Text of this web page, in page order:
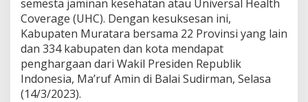
a
S
u
s
e
s
semesta jaminan kesehatan atau Universal Health
Coverage (UHC). Dengan kesuksesan ini,
Kabupaten Muratara bersama 22 Provinsi yang lain
dan 334 kabupaten dan kota mendapat
penghargaan dari Wakil Presiden Republik
Indonesia, Ma’ruf Amin di Balai Sudirman, Selasa
(14/3/2023).